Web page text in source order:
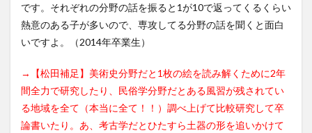
です。それぞれの分野の話を振ると1が10で返ってくるくらい
熱意のある子が多いので、専攻してる分野の話を聞くと面白
いですよ。（2014年卒業生）
→【松田補足】美術史分野だと1枚の絵を読み解くために2年
間全力で研究したり、民俗学分野だとある風習が残されてい
る地域を全て（本当に全て！！）調べ上げて比較研究して卒
論書いたり。あ、考古学だとひたすら土器の形を追いかけて